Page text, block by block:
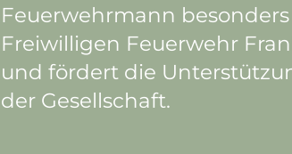
Feuerwehrmann
Freiwilligen Feuerwehr
und fördert die
der Gesellschaft.